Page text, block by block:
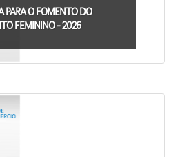
PARA O FOMENTO DO
FEMININO - 2026